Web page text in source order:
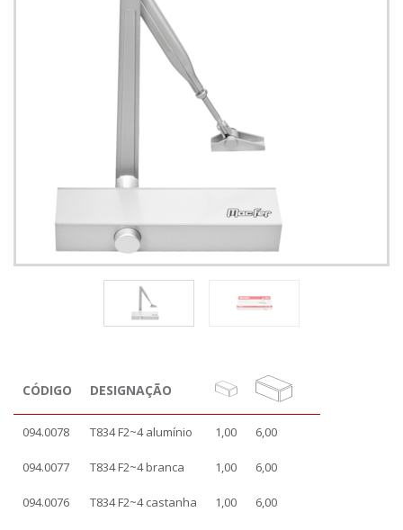
CÓDIGO DESIGNAÇÃO
094.0078 T834 F2~4 alumínio 1,00 6,00
094.0077 T834 F2~4 branca 1,00 6,00
094.0076 T834 F2~4 castanha 1,00 6,00